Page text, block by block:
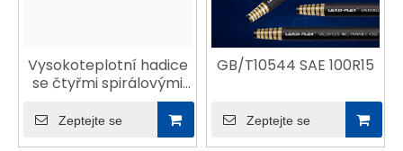
Vysokoteplotní hadice
se čtyřmi spirálovými
dráty ISO18752-621
Zeptejte se
GB/T10544 SAE 100R15
Zeptejte se